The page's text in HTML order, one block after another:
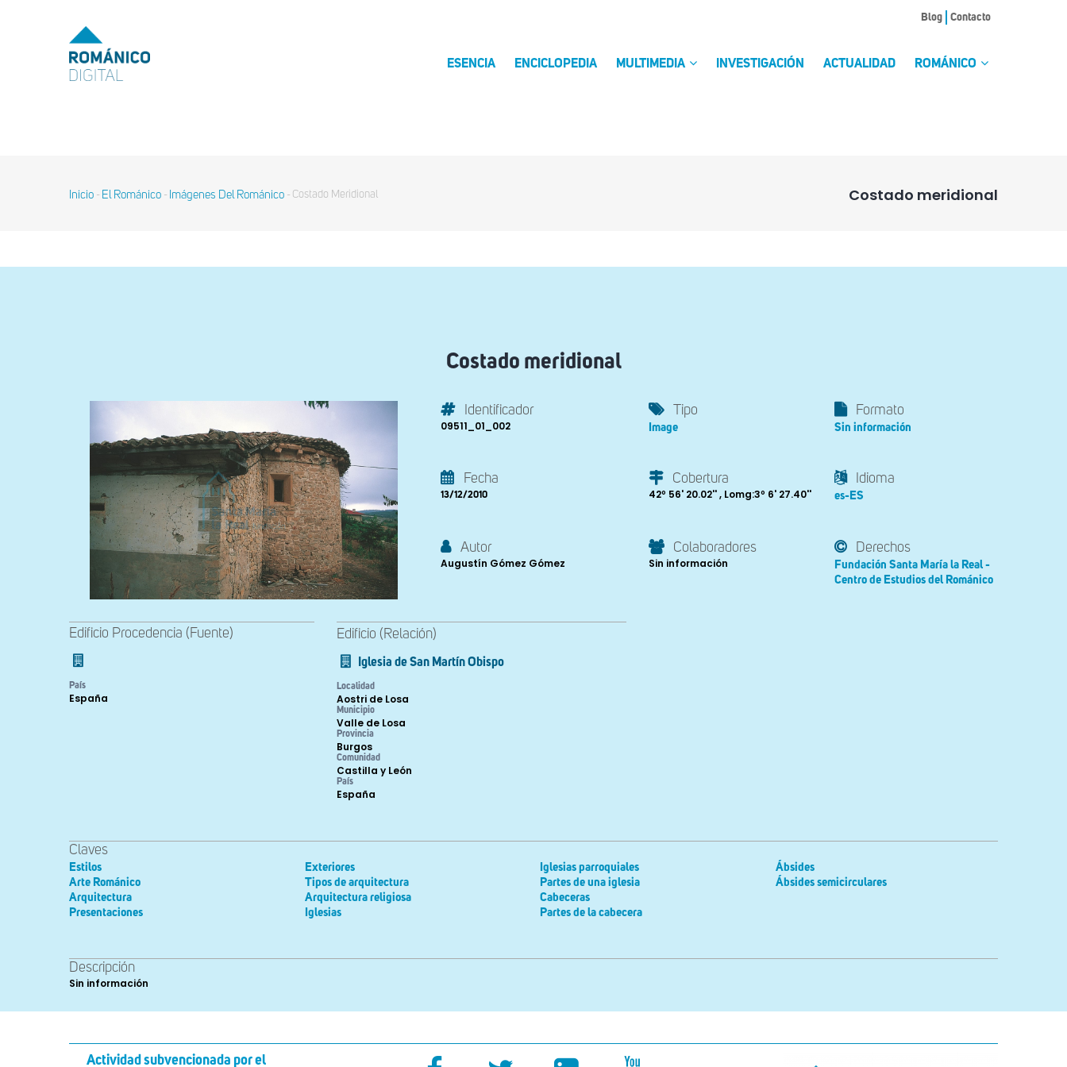
MENU
TOP
Blog Contacto
ESENCIA ENCICLOPEDIA MULTIMEDIA INVESTIGACIÓN ACTUALIDAD ROMÁNICO
Costado meridional
Sobrescribir
Inicio - El Románico - Imágenes Del Románico - Costado Meridional
Costado meridional
Identificador
09511_01_002
Tipo
Image
Formato
Sin información
Fecha
13/12/2010
Cobertura
42º 56' 20.02'' , Lomg:3º 6' 27.40''
Idioma
es-ES
Autor
Augustín Gómez Gómez
Colaboradores
Sin información
Derechos
Fundación Santa María la Real -
Centro de Estudios del Románico
Edificio Procedencia (Fuente)
País
España
Edificio (Relación)
Iglesia de San Martín Obispo
Localidad
Aostri de Losa
Municipio
Valle de Losa
Provincia
Burgos
Comunidad
Castilla y León
País
España
Claves
Estilos
Arte Románico
Arquitectura
Presentaciones
Exteriores
Tipos de arquitectura
Arquitectura religiosa
Iglesias
Iglesias parroquiales
Partes de una iglesia
Cabeceras
Partes de la cabecera
Ábsides
Ábsides semicirculares
Descripción
Sin información
Actividad subvencionada por el